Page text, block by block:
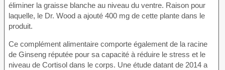
éliminer la graisse blanche au niveau du ventre. Raison pour
laquelle, le Dr. Wood a ajouté 400 mg de cette plante dans le
produit.
Ce complément alimentaire comporte également de la racine
de Ginseng réputée pour sa capacité à réduire le stress et le
niveau de Cortisol dans le corps. Une étude datant de 2014 a